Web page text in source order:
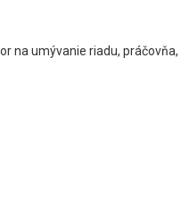
na umývanie riadu, práčovňa,